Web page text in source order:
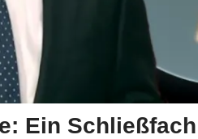
Ein